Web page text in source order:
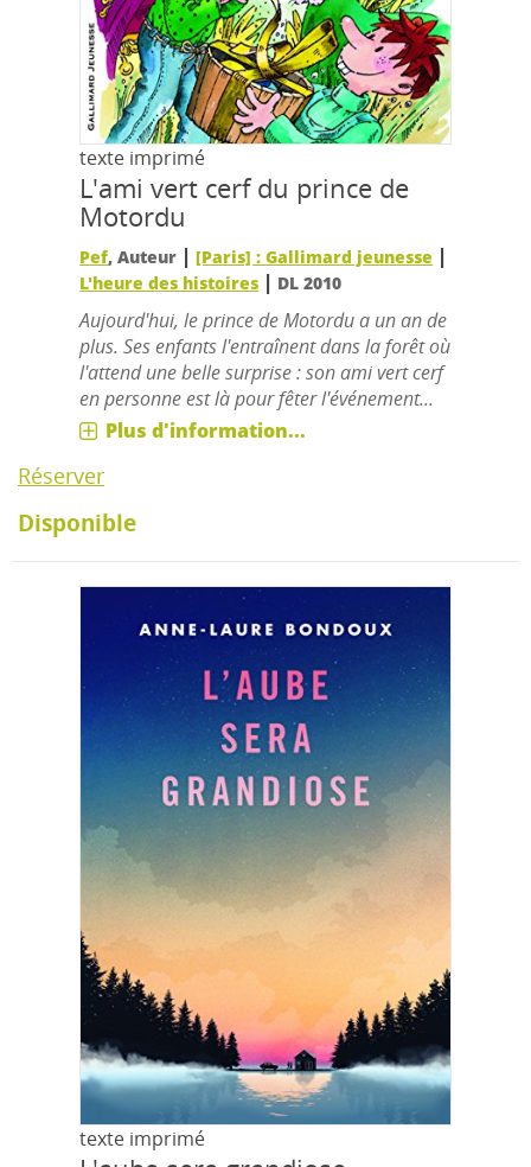
texte imprimé
L'ami vert cerf du prince de
Motordu
Pef, Auteur |[Paris] : Gallimard jeunesse |
L'heure des histoires | DL 2010
Aujourd'hui, le prince de Motordu a un an de
plus. Ses enfants l'entraînent dans la forêt où
l'attend une belle surprise : son ami vert cerf
en personne est là pour fêter l'événement...
Plus d'information...
Réserver
Disponible
texte imprimé